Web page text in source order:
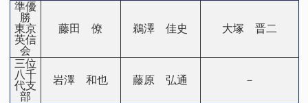
準優
勝
東京
英信
会
藤田 僚 鵜澤 佳史 大塚 晋二
三位
八千
代支
部
岩澤 和也 藤原 弘通 －